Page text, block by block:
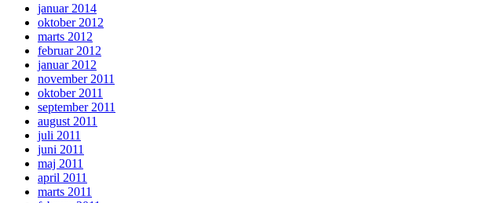
januar 2014
oktober 2012
marts 2012
februar 2012
januar 2012
november 2011
oktober 2011
september 2011
august 2011
juli 2011
juni 2011
maj 2011
april 2011
marts 2011